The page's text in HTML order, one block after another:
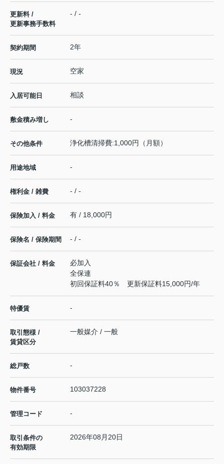
更新料 /
更新事務手数料
- / -
契約期間 2年
現況 空家
入居可能日 相談
敷金積み増し -
その他条件 浄化槽清掃費:1,000円（月額）
用途地域 -
権利金 / 雑費 - / -
保険加入 / 料金 有 / 18,000円
保険名 / 保険期間 - / -
保証会社 / 料金
必加入
全保連
初回保証料40％ 更新保証料15,000円/年
特優賃 -
取引態様 /
賃貸区分
一般媒介 / 一般
総戸数 -
物件番号 103037228
管理コード -
取引条件の
有効期限
2026年08月20日